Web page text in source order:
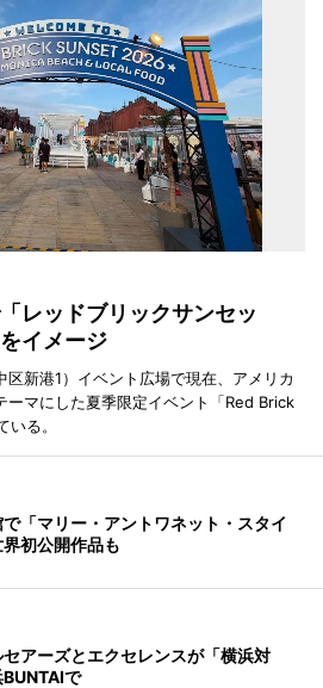
レッドブリックサンセッ
イメージ
新港1）イベント広場で現在、アメリカ
ーマにした夏季限定イベント「Red Brick
る。
「マリー・アントワネット・スタイ
初公開作品も
セアーズとエクセレンスが「横浜対
で